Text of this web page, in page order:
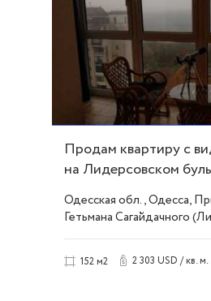
Продам квартиру с
на Лидерсовском
52806
Одесская обл., Одесса,
Гетьмана Сагайдачного
152 м2 2 303 USD / кв. м.